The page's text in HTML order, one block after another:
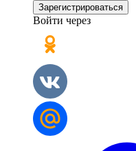
Зарегистрироваться
Войти через